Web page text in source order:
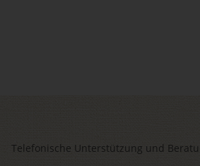
Telefonische Unterstützung und